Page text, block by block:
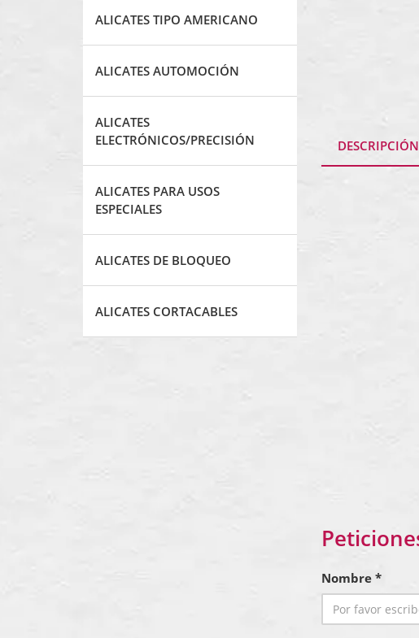
ALICATES TIPO AMERICANO
ALICATES AUTOMOCIÓN
ALICATES
ELECTRÓNICOS/PRECISIÓN
ALICATES PARA USOS
ESPECIALES
ALICATES DE BLOQUEO
ALICATES CORTACABLES
DESCRIPCIÓN
Nombre *